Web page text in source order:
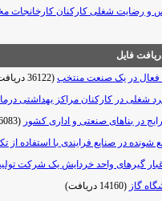
شغلی کارکنان کارخانجات
فایل
فعال در یک صنعت منتخب (36122 دریافت)
شغلی در کارکنان مراکز بهداشتی
در بناهای صنعتی و اداری کشور (16083 دریافت)
در صنایع فرایندی با استفاده از
گیرهای واحد خردایش یک شرکت
گاز (14160 دریافت)